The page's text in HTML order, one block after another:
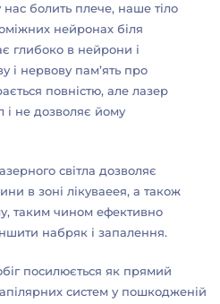
болить плече, наше тіло
нейронах біля
глибоко в нейрони і
і нервову пам’ять про
повністю, але лазер
і не дозволяє йому
світла дозволяє
в зоні лікуваеея, а також
таким чином ефективно
набряк і запалення.
посилюється як прямий
систем у пошкодженій